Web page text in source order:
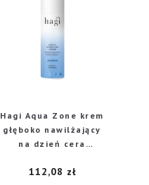
Hagi Aqua Zone krem
głęboko nawilżający
na dzień cera
ml
112,08 zł